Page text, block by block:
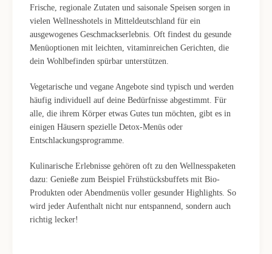
Frische, regionale Zutaten und saisonale Speisen sorgen in
vielen Wellnesshotels in Mitteldeutschland für ein
ausgewogenes Geschmackserlebnis. Oft findest du gesunde
Menüoptionen mit leichten, vitaminreichen Gerichten, die
dein Wohlbefinden spürbar unterstützen.
Vegetarische und vegane Angebote sind typisch und werden
häufig individuell auf deine Bedürfnisse abgestimmt. Für
alle, die ihrem Körper etwas Gutes tun möchten, gibt es in
einigen Häusern spezielle Detox-Menüs oder
Entschlackungsprogramme.
Kulinarische Erlebnisse gehören oft zu den Wellnesspaketen
dazu: Genieße zum Beispiel Frühstücksbuffets mit Bio-
Produkten oder Abendmenüs voller gesunder Highlights. So
wird jeder Aufenthalt nicht nur entspannend, sondern auch
richtig lecker!